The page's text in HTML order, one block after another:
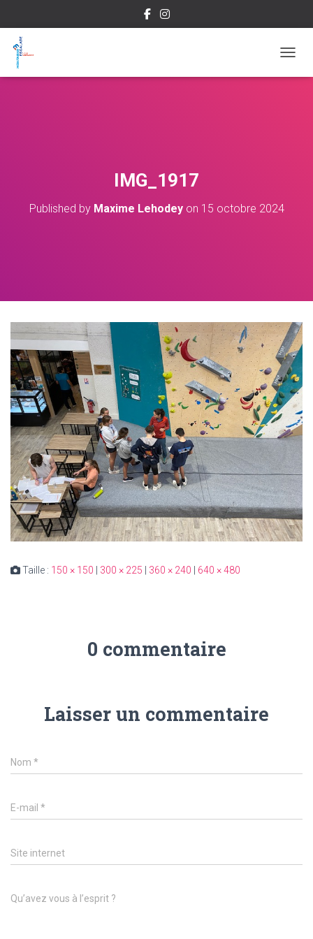
IMG_1917
Published by Maxime Lehodeyon 15 octobre 2024
Taille : 150 × 150 | 300 × 225 | 360 × 240 | 640 × 480
0 commentaire
Laisser un commentaire
Nom *
E-mail *
Site internet
Qu’avez vous à l’esprit ?